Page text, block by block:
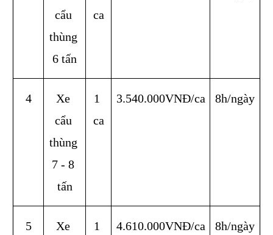
cẩu
thùng
6 tấn
ca
4
Xe
cẩu
thùng
7 - 8
tấn
1
ca
3.540.000VNĐ/ca 8h/ngày
5
Xe
1
4.610.000VNĐ/ca 8h/ngày